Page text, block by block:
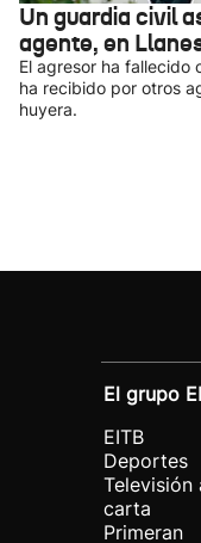
Un guardia civil
agente, en
El agresor ha fallecido
ha recibido por otros
huyera.
El grupo
EITB
Deportes
Televisión
carta
Primeran